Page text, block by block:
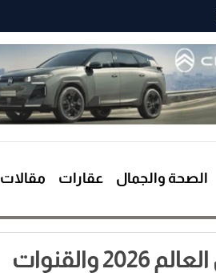
الصحة والجمال عقارات مقالات
مواعيد مباريات اليوم الثلاثاء في كأس العالم 2026 والقنوات